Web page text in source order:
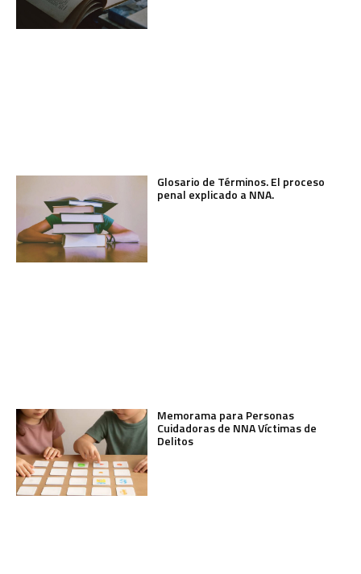
Glosario de Términos. El proceso
penal explicado a NNA.
Memorama para Personas
Cuidadoras de NNA Víctimas de
Delitos